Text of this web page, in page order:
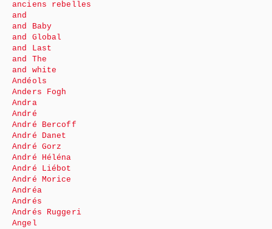
anciens rebelles
and
and Baby
and Global
and Last
and The
and white
Andéols
Anders Fogh
Andra
André
André Bercoff
André Danet
André Gorz
André Héléna
André Liébot
André Morice
Andréa
Andrés
Andrés Ruggeri
Angel